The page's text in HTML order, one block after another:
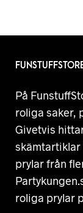
På
roliga saker,
Givetvis
skämtartiklar
prylar från
roliga prylar